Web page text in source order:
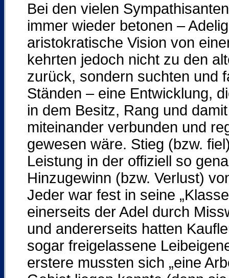
Bei den vielen
immer wieder betonen –
aristokratische Vision von
kehrten jedoch nicht zu den
zurück, sondern suchten und
Ständen – eine Entwicklung,
in dem Besitz, Rang und
miteinander verbunden und
gewesen wäre. Stieg (bzw.
Leistung in der offiziell so
Hinzugewinn (bzw. Verlust)
Jeder war fest in seine
einerseits der Adel durch
und andererseits hatten
sogar freigelassene
erstere mussten sich „eine